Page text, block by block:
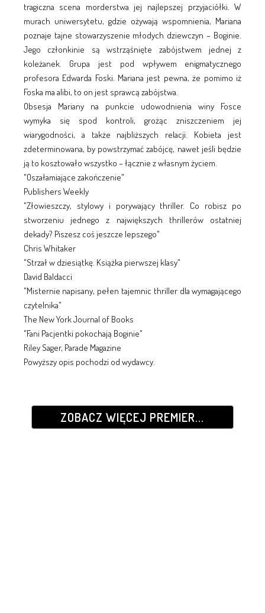
tragiczna scena morderstwa jej najlepszej przyjaciółki. W
murach uniwersytetu, gdzie ożywają wspomnienia, Mariana
poznaje tajne stowarzyszenie młodych dziewczyn – Boginie.
Jego członkinie są wstrząśnięte zabójstwem jednej z
koleżanek. Grupa jest pod wpływem enigmatycznego
profesora Edwarda Foski. Mariana jest pewna, że pomimo iż
Foska ma alibi, to on jest sprawcą zabójstwa.
Obsesja Mariany na punkcie udowodnienia winy Fosce
wymyka się spod kontroli, grożąc zniszczeniem jej
wiarygodności, a także najbliższych relacji. Kobieta jest
zdeterminowana, by powstrzymać zabójcę, nawet jeśli będzie
ją to kosztowało wszystko – łącznie z własnym życiem.
"Oszałamiające zakończenie"
Publishers Weekly
"Złowieszczy, stylowy i porywający thriller. Co robisz po
stworzeniu jednego z największych thrillerów ostatniej
dekady? Piszesz coś jeszcze lepszego"
Chris Whitaker
"Strzał w dziesiątkę. Książka pierwszej klasy"
David Baldacci
"Misternie napisany, pełen tajemnic thriller dla wymagającego
czytelnika"
The New York Journal of Books
"Fani Pacjentki pokochają Boginie"
Riley Sager, Parade Magazine
Powyższy opis pochodzi od wydawcy.
ZOBACZ WIĘCEJ PREMIER...